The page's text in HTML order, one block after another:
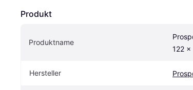
Produkt
Produktname
122 x
Hersteller